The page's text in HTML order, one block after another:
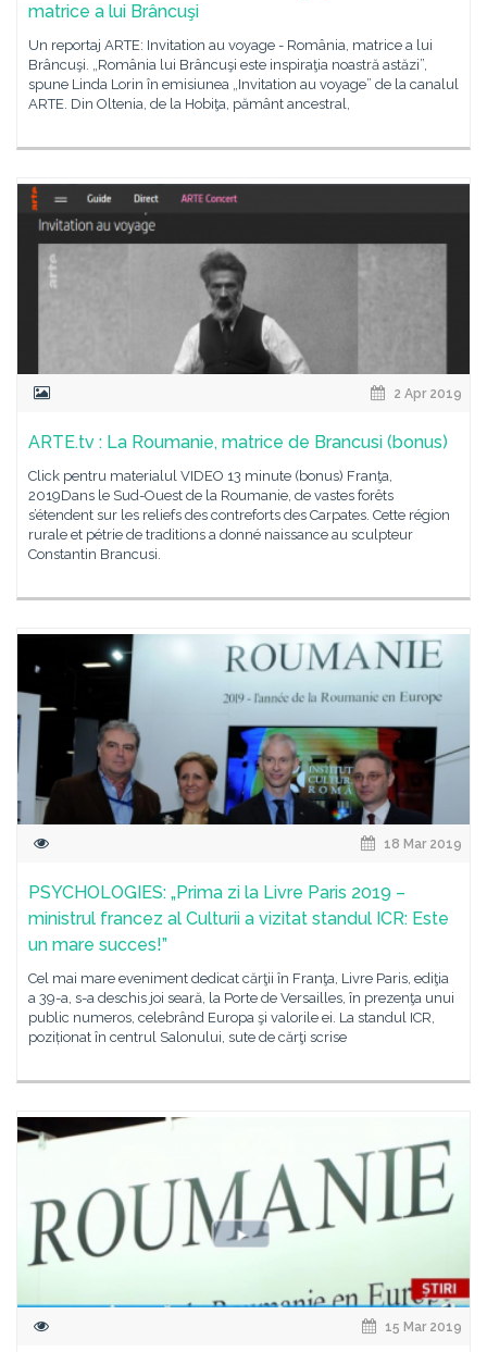
matrice a lui Brâncuşi
Un reportaj ARTE: Invitation au voyage - România, matrice a lui
Brâncuşi. „România lui Brâncuşi este inspiraţia noastră astăzi”,
spune Linda Lorin în emisiunea „Invitation au voyage” de la canalul
ARTE. Din Oltenia, de la Hobiţa, pământ ancestral,
2 Apr 2019
ARTE.tv : La Roumanie, matrice de Brancusi (bonus)
Click pentru materialul VIDEO 13 minute (bonus) Franţa,
2019Dans le Sud-Ouest de la Roumanie, de vastes forêts
s’étendent sur les reliefs des contreforts des Carpates. Cette région
rurale et pétrie de traditions a donné naissance au sculpteur
Constantin Brancusi.
18 Mar 2019
PSYCHOLOGIES: „Prima zi la Livre Paris 2019 –
ministrul francez al Culturii a vizitat standul ICR: Este
un mare succes!”
Cel mai mare eveniment dedicat cărţii în Franţa, Livre Paris, ediţia
a 39-a, s-a deschis joi seară, la Porte de Versailles, în prezenţa unui
public numeros, celebrând Europa şi valorile ei. La standul ICR,
poziționat în centrul Salonului, sute de cărţi scrise
15 Mar 2019